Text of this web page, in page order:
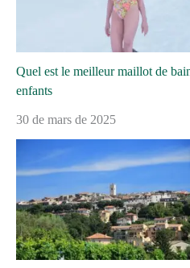
Quel est le meilleur maillot de
enfants
30 de mars de 2025